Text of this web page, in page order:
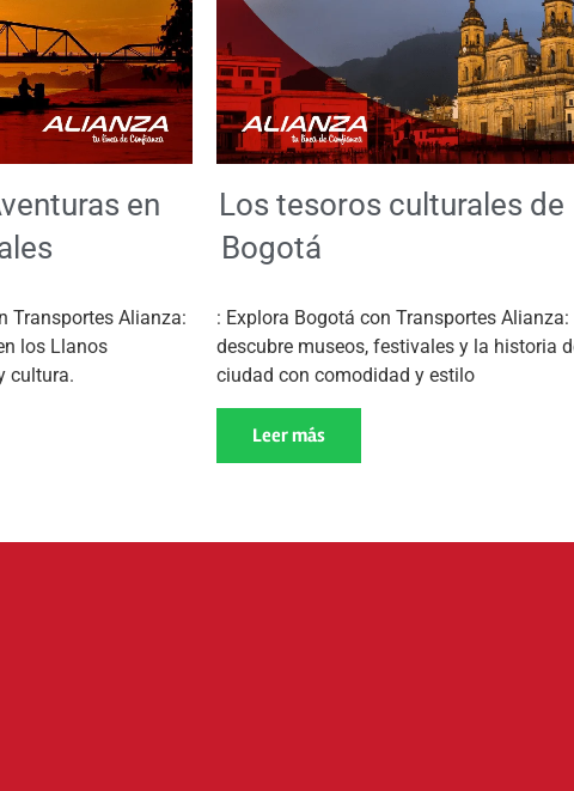
en
Transportes Alianza:
los Llanos
cultura.
Los tesoros culturales de
Bogotá
: Explora Bogotá con Transportes Alianza:
descubre museos, festivales y la historia
ciudad con comodidad y estilo
Leer más